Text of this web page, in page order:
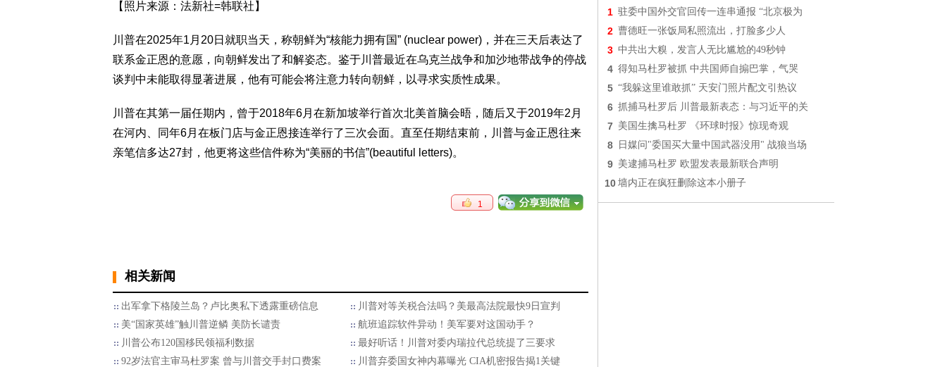
川普在2025年1月20日就职当天，称朝鲜为“核能力拥有国” (nuclear power)，并在三天后表达了
联系金正恩的意愿，向朝鲜发出了和解姿态。鉴于川普最近在乌克兰战争和加沙地带战争的停战
谈判中未能取得显著进展，他有可能会将注意力转向朝鲜，以寻求实质性成果。
川普在其第一届任期内，曾于2018年6月在新加坡举行首次北美首脑会晤，随后又于2019年2月
在河内、同年6月在板门店与金正恩接连举行了三次会面。直至任期结束前，川普与金正恩往来
亲笔信多达27封，他更将这些信件称为“美丽的书信”(beautiful letters)。
1
相关新闻
出军拿下格陵兰岛？卢比奥私下透露重磅信息
川普对等关税合法吗？美最高法院最快9日宣判
美“国家英雄”触川普逆鳞 美防长谴责
航班追踪软件异动！美军要对这国动手？
川普公布120国移民领福利数据
最好听话！川普对委内瑞拉代总统提了三要求
92岁法官主审马杜罗案 曾与川普交手封口费案
川普弃委国女神内幕曝光 CIA机密报告揭1关键
1 驻委中国外交官回传一连串通报 “北京极为
2 曹德旺一张饭局私照流出，打脸多少人
3 中共出大糗，发言人无比尴尬的49秒钟
4 得知马杜罗被抓 中共国师自搧巴掌，气哭
5 “我躲这里谁敢抓” 天安门照片配文引热议
6 抓捕马杜罗后 川普最新表态：与习近平的关
7 美国生擒马杜罗 《环球时报》惊现奇观
8 日媒问"委国买大量中国武器没用" 战狼当场
9 美逮捕马杜罗 欧盟发表最新联合声明
10 墙内正在疯狂删除这本小册子